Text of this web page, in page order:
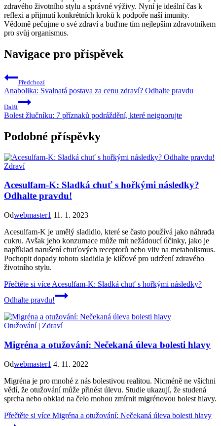
zdravého životního stylu a správné výživy. Nyní je ideální čas k
reflexi a přijmutí konkrétních kroků k podpoře naší imunity.
Vědomě pečujme o své zdraví a buďme tím nejlepším zdravotníkem
pro svůj organismus.
Navigace pro příspěvek
Předchozí
Anabolika: Svalnatá postava za cenu zdraví? Odhalte pravdu
Další
Bolest žlučníku: 7 příznaků podráždění, které neignorujte
Podobné příspěvky
Zdraví
Acesulfam-K: Sladká chuť s hořkými následky?
Odhalte pravdu!
Odwebmaster1 11. 1. 2023
Acesulfam-K je umělý sladidlo, které se často používá jako náhrada
cukru. Avšak jeho konzumace může mít nežádoucí účinky, jako je
například narušení chuťových receptorů nebo vliv na metabolismus.
Pochopit dopady tohoto sladidla je klíčové pro udržení zdravého
životního stylu.
Přečtěte si více Acesulfam-K: Sladká chuť s hořkými následky?
Odhalte pravdu!
Otužování| Zdraví
Migréna a otužování: Nečekaná úleva bolesti hlavy
Odwebmaster1 4. 11. 2022
Migréna je pro mnohé z nás bolestivou realitou. Nicméně ne všichni
vědí, že otužování může přinést úlevu. Studie ukazují, že studená
sprcha nebo obklad na čelo mohou zmírnit migrénovou bolest hlavy.
Přečtěte si více Migréna a otužování: Nečekaná úleva bolesti hlavy